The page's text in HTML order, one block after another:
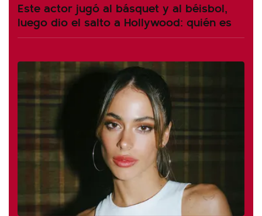
Este actor jugó al básquet y al béisbol,
luego dio el salto a Hollywood: quién es